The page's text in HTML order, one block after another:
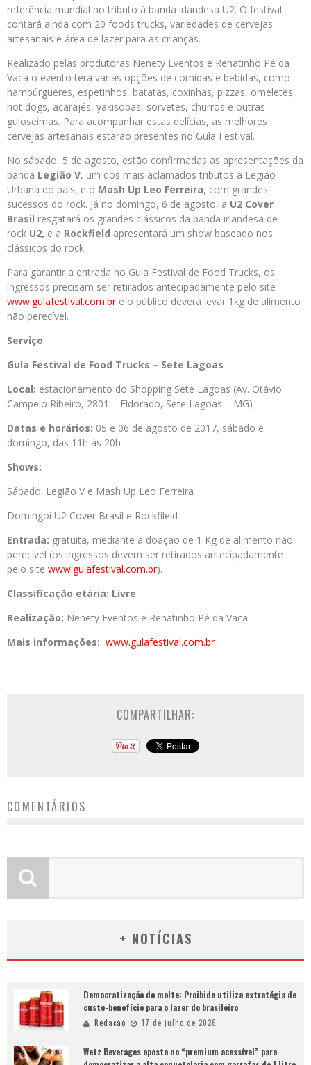
referência mundial no tributo à banda irlandesa U2. O festival
contará ainda com 20 foods trucks, variedades de cervejas
artesanais e área de lazer para as crianças.
Realizado pelas produtoras Nenety Eventos e Renatinho Pé da
Vaca o evento terá várias opções de comidas e bebidas, como
hambúrgueres, espetinhos, batatas, coxinhas, pizzas, omeletes,
hot dogs, acarajés, yakisobas, sorvetes, churros e outras
guloseimas. Para acompanhar estas delícias, as melhores
cervejas artesanais estarão presentes no Gula Festival.
No sábado, 5 de agosto, estão confirmadas as apresentações da
banda Legião V, um dos mais aclamados tributos à Legião
Urbana do país, e o Mash Up Leo Ferreira, com grandes
sucessos do rock. Já no domingo, 6 de agosto, a U2 Cover
Brasil resgatará os grandes clássicos da banda irlandesa de
rock U2, e a Rockfield apresentará um show baseado nos
clássicos do rock.
Para garantir a entrada no Gula Festival de Food Trucks, os
ingressos precisam ser retirados antecipadamente pelo site
www.gulafestival.com.bre o público deverá levar 1kg de alimento
não perecível.
Serviço
Gula Festival de Food Trucks – Sete Lagoas
Local: estacionamento do Shopping Sete Lagoas (Av. Otávio
Campelo Ribeiro, 2801 – Eldorado, Sete Lagoas – MG)
Datas e horários: 05 e 06 de agosto de 2017, sábado e
domingo, das 11h às 20h
Shows:
Sábado: Legião V e Mash Up Leo Ferreira
Domingoi U2 Cover Brasil e Rockfileld
Entrada: gratuita, mediante a doação de 1 Kg de alimento não
perecível (os ingressos devem ser retirados antecipadamente
pelo site www.gulafestival.com.br).
Classificação etária: Livre
Realização: Nenety Eventos e Renatinho Pé da Vaca
Mais informações: www.gulafestival.com.br
COMPARTILHAR:
COMENTÁRIOS
+ NOTÍCIAS
Democratização do malte: Proibida utiliza estratégia de
custo-benefício para o lazer do brasileiro
Redacao 17 de julho de 2026
Wetz Beverages aposta no “premium acessível” para